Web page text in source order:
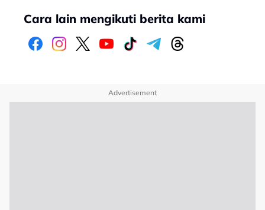
Cara lain mengikuti berita kami
Advertisement